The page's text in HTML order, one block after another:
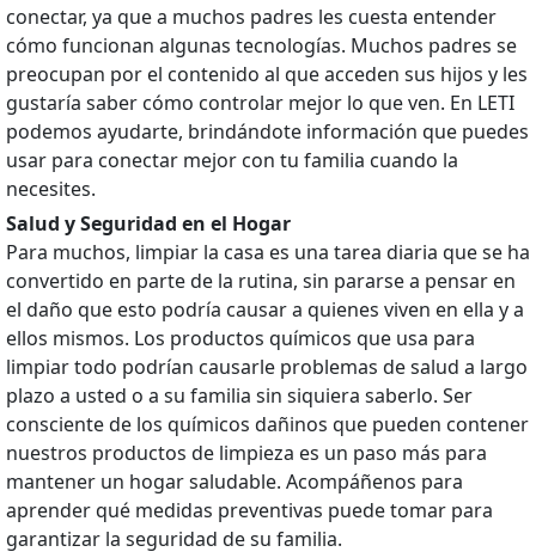
conectar, ya que a muchos padres les cuesta entender
cómo funcionan algunas tecnologías. Muchos padres se
preocupan por el contenido al que acceden sus hijos y les
gustaría saber cómo controlar mejor lo que ven. En LETI
podemos ayudarte, brindándote información que puedes
usar para conectar mejor con tu familia cuando la
necesites.
Salud y Seguridad en el Hogar
Para muchos, limpiar la casa es una tarea diaria que se ha
convertido en parte de la rutina, sin pararse a pensar en
el daño que esto podría causar a quienes viven en ella y a
ellos mismos. Los productos químicos que usa para
limpiar todo podrían causarle problemas de salud a largo
plazo a usted o a su familia sin siquiera saberlo. Ser
consciente de los químicos dañinos que pueden contener
nuestros productos de limpieza es un paso más para
mantener un hogar saludable. Acompáñenos para
aprender qué medidas preventivas puede tomar para
garantizar la seguridad de su familia.